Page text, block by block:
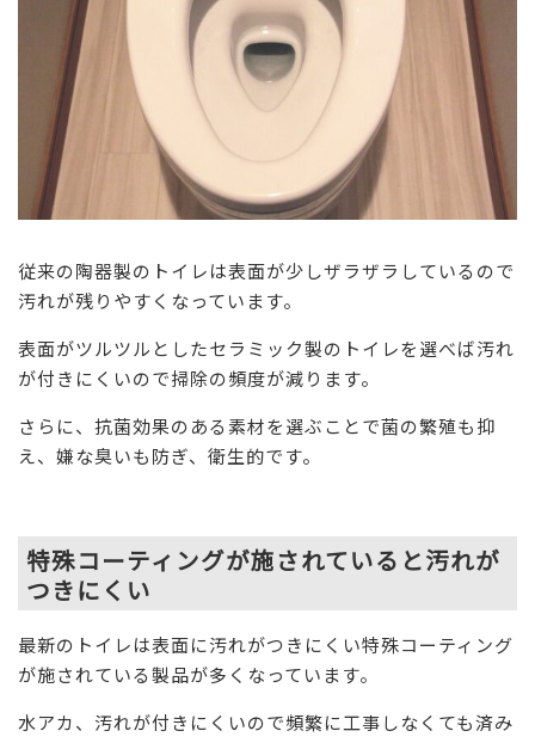
従来の陶器製のトイレは表面が少しザラザラしているので
汚れが残りやすくなっています。
表面がツルツルとしたセラミック製のトイレを選べば汚れ
が付きにくいので掃除の頻度が減ります。
さらに、抗菌効果のある素材を選ぶことで菌の繁殖も抑
え、嫌な臭いも防ぎ、衛生的です。
特殊コーティングが施されていると汚れが
つきにくい
最新のトイレは表面に汚れがつきにくい特殊コーティング
が施されている製品が多くなっています。
水アカ、汚れが付きにくいので頻繁に工事しなくても済み